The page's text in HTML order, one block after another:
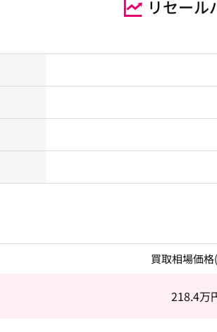
リセール
買取相場価格
218.4万